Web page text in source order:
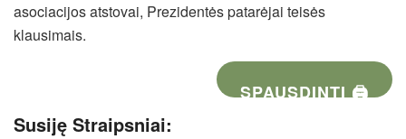
asociacijos atstovai, Prezidentės patarėjai teisės
klausimais.
SPAUSDINTI 🖨
Susiję Straipsniai: